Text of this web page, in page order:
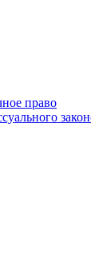
право